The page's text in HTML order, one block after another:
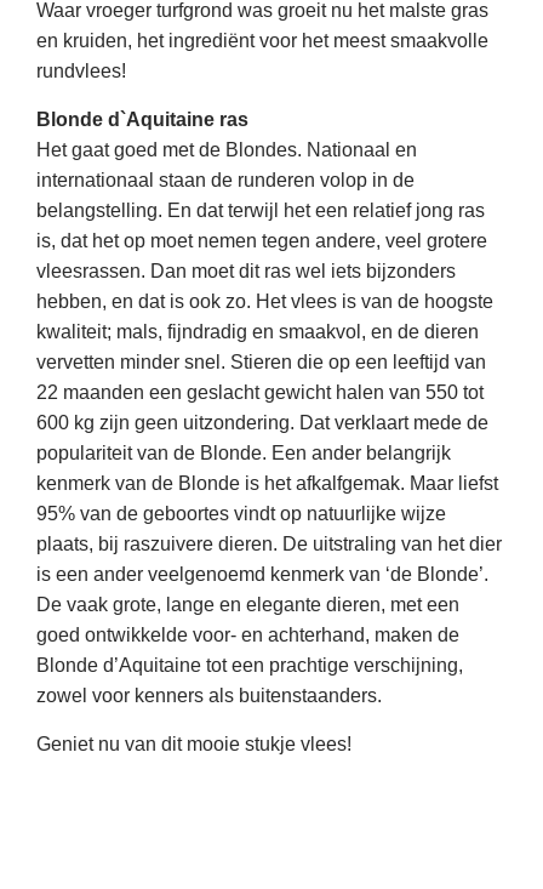
Waar vroeger turfgrond was groeit nu het malste gras
en kruiden, het ingrediënt voor het meest smaakvolle
rundvlees!
Blonde d`Aquitaine ras
Het gaat goed met de Blondes. Nationaal en
internationaal staan de runderen volop in de
belangstelling. En dat terwijl het een relatief jong ras
is, dat het op moet nemen tegen andere, veel grotere
vleesrassen. Dan moet dit ras wel iets bijzonders
hebben, en dat is ook zo. Het vlees is van de hoogste
kwaliteit; mals, fijndradig en smaakvol, en de dieren
vervetten minder snel. Stieren die op een leeftijd van
22 maanden een geslacht gewicht halen van 550 tot
600 kg zijn geen uitzondering. Dat verklaart mede de
populariteit van de Blonde. Een ander belangrijk
kenmerk van de Blonde is het afkalfgemak. Maar liefst
95% van de geboortes vindt op natuurlijke wijze
plaats, bij raszuivere dieren. De uitstraling van het dier
is een ander veelgenoemd kenmerk van ‘de Blonde’.
De vaak grote, lange en elegante dieren, met een
goed ontwikkelde voor- en achterhand, maken de
Blonde d’Aquitaine tot een prachtige verschijning,
zowel voor kenners als buitenstaanders.
Geniet nu van dit mooie stukje vlees!